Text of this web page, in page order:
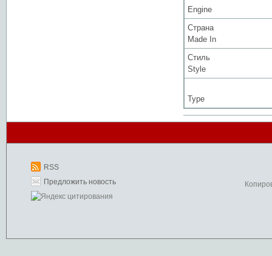
Engine
Страна
Made In
Стиль
Style
Type
RSS
Предложить новость